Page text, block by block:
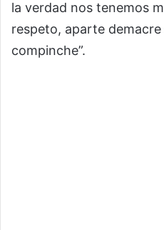
la verdad nos tenemos
respeto, aparte
compinche”.